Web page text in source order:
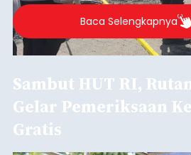
Baca Selengkapnya
Sambut HUT RI,
Gelar Pemeriksaan
Gratis